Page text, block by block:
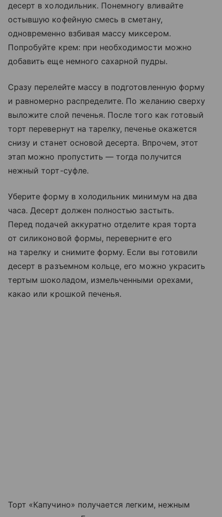
десерт в холодильник. Понемногу вливайте
остывшую кофейную смесь в сметану,
одновременно взбивая массу миксером.
Попробуйте крем: при необходимости можно
добавить еще немного сахарной пудры.
Сразу перелейте массу в подготовленную форму
и равномерно распределите. По желанию сверху
выложите слой печенья. После того как готовый
торт перевернут на тарелку, печенье окажется
снизу и станет основой десерта. Впрочем, этот
этап можно пропустить — тогда получится
нежный торт-суфле.
Уберите форму в холодильник минимум на два
часа. Десерт должен полностью застыть.
Перед подачей аккуратно отделите края торта
от силиконовой формы, переверните его
на тарелку и снимите форму. Если вы готовили
десерт в разъемном кольце, его можно украсить
тертым шоколадом, измельченными орехами,
какао или крошкой печенья.
Торт «Капучино» получается легким, нежным